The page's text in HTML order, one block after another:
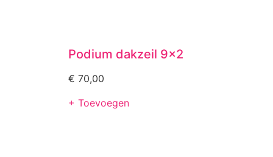
Podium dakzeil 9×2
€ 70,00
+ Toevoegen